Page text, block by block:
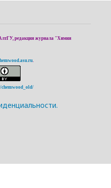
редакция журнала "Химия
.
chemwood_old/